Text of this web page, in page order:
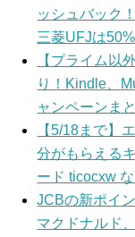
ッシュバック
三菱UFJは
【プライム以
り！Kindle、
ャンペーンま
【5/18まで】
分がもらえる
ード ticocxw
JCBの新ポイ
マクドナルド